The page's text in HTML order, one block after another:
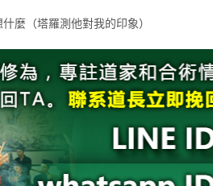
麼（塔羅測他對我的印象）